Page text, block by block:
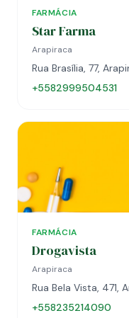
FARMÁCIA
Star Farma
Arapiraca
Rua Brasília, 77,
+5582999504531
FARMÁCIA
Drogavista
Arapiraca
Rua Bela Vista, 471,
+558235214090